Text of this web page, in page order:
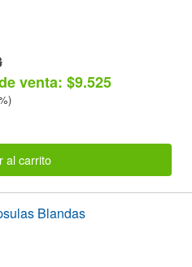
venta: $9.525
al carrito
Blandas